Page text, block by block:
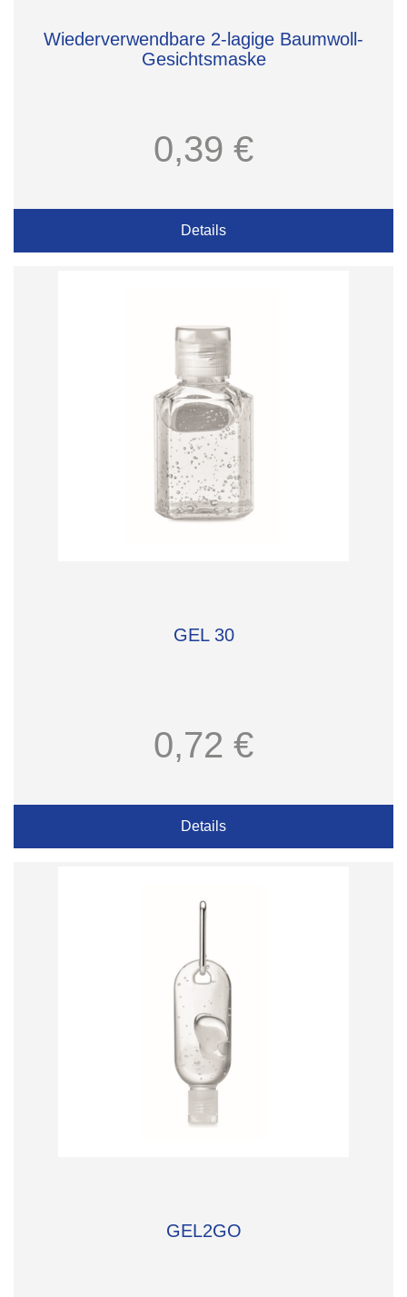
Wiederverwendbare 2-lagige Baumwoll-
Gesichtsmaske
0,39 €
Details
GEL 30
0,72 €
Details
GEL2GO